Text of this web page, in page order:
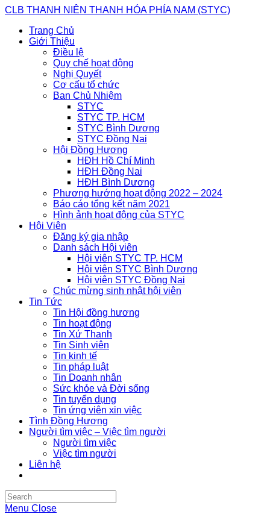
Skip
content
CLB THANH NIÊN THANH HÓA PHÍA NAM (STYC)
Trang Chủ
Giới Thiệu
Điều lệ
Quy chế hoạt động
Nghị Quyết
Cơ cấu tổ chức
Ban Chủ Nhiệm
STYC
STYC TP. HCM
STYC Bình Dương
STYC Đồng Nai
Hội Đồng Hương
HĐH Hồ Chí Minh
HĐH Đồng Nai
HĐH Bình Dương
Phương hướng hoạt động 2022 – 2024
Báo cáo tổng kết năm 2021
Hình ảnh hoạt động của STYC
Hội Viên
Đăng ký gia nhập
Danh sách Hội viên
Hội viên STYC TP. HCM
Hội viên STYC Bình Dương
Hội viên STYC Đồng Nai
Chúc mừng sinh nhật hội viên
Tin Tức
Tin Hội đồng hương
Tin hoạt động
Tin Xứ Thanh
Tin Sinh viên
Tin kinh tế
Tin pháp luật
Tin Doanh nhân
Sức khỏe và Đời sống
Tin tuyển dụng
Tin ứng viên xin việc
Tình Đồng Hương
Người tìm việc – Việc tìm người
Người tìm việc
Việc tìm người
Liên hệ
Search
this
Menu Close